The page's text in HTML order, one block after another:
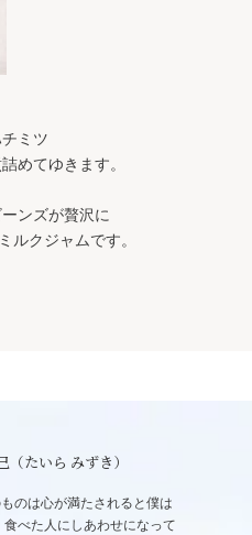
ミツ
めてゆきます。
ンズが贅沢に
ルクジャムです。
（たいら みずき）
のは心が満たされると僕は
食べた人にしあわせになって